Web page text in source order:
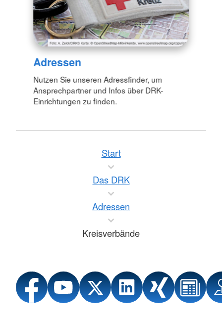
Adressen
Nutzen Sie unseren Adressfinder, um
Ansprechpartner und Infos über DRK-
Einrichtungen zu finden.
Start
Das DRK
Adressen
Kreisverbände